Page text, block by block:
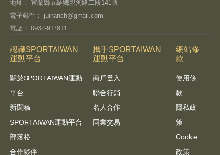
地址： 宜蘭縣五結鄉親河路二段141號
電子郵件： juinanch@gmail.com
電話： 0932-917811
認識SPORTAIWAN
運動平台
關於SPORTAIWAN運動
平台
新聞稿
SPORTAIWAN運動平台
部落格
合作夥伴
攜手SPORTAIWAN
運動平台
商戶登入
聯合行銷
名人合作
同業交易
網站條
款
使用條
款
隱私政
策
Cookie
政策